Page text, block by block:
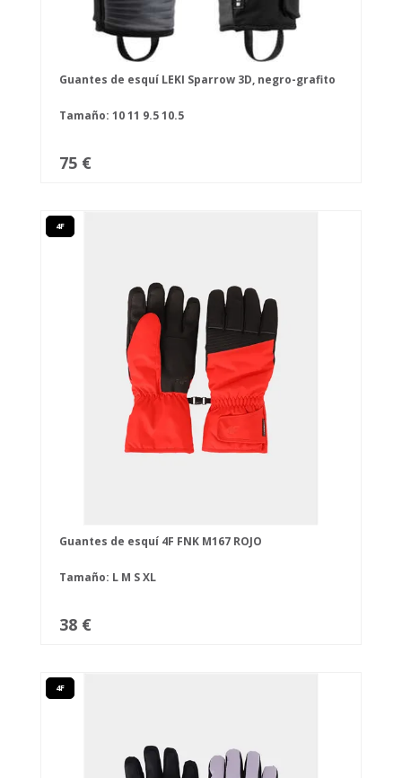
Guantes de esquí LEKI Sparrow 3D, negro-grafito
Tamaño: 1011 9.510.5
75 €
4F
Guantes de esquí 4F FNK M167 ROJO
Tamaño: L M SXL
38 €
4F